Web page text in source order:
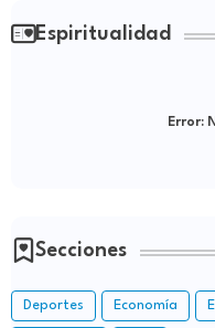
Espiritualidad
Error:
Secciones
Deportes Economía